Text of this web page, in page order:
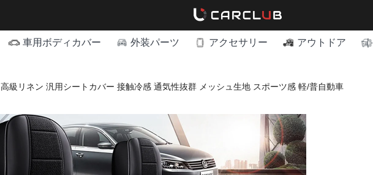
車用ボディカバー 外装パーツ アクセサリー アウトドア
高級リネン 汎用シートカバー 接触冷感 通気性抜群 メッシュ生地 スポーツ感 軽/普自動車